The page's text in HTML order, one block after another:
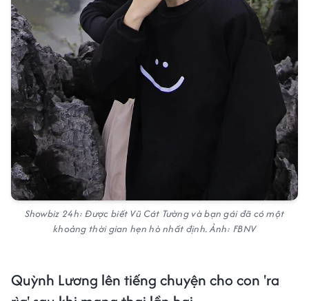
Showbiz 24h: Được biết Vũ Cát Tường và bạn gái đã có một
khoảng thời gian hẹn hò nhất định. Ảnh: FBNV
Quỳnh Lương lên tiếng chuyện cho con 'ra